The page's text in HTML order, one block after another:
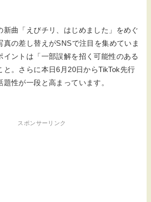
新曲「えびチリ、はじめました」をめぐ
真の差し替えがSNSで注目を集めていま
イントは「一部誤解を招く可能性のある
と。さらに本日6月20日からTikTok先行
性が一段と高まっています。
スポンサーリンク